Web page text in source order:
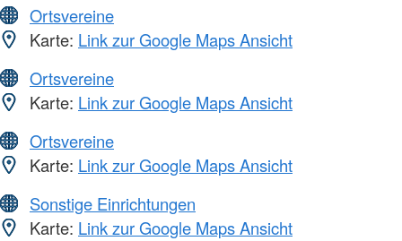
Ortsvereine
Karte: Link zur Google Maps Ansicht
Ortsvereine
Karte: Link zur Google Maps Ansicht
Ortsvereine
Karte: Link zur Google Maps Ansicht
Sonstige Einrichtungen
Karte: Link zur Google Maps Ansicht